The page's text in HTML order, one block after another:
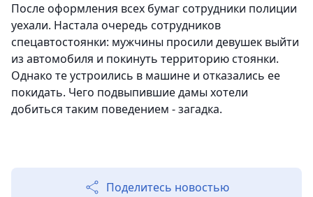
После оформления всех бумаг сотрудники полиции
уехали. Настала очередь сотрудников
спецавтостоянки: мужчины просили девушек выйти
из автомобиля и покинуть территорию стоянки.
Однако те устроились в машине и отказались ее
покидать. Чего подвыпившие дамы хотели
добиться таким поведением - загадка.
Поделитесь новостью